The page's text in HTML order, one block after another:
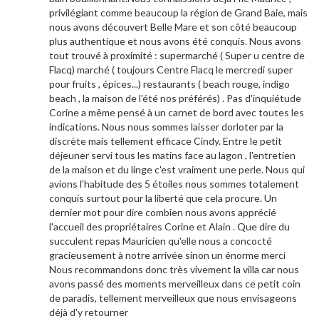
privilégiant comme beaucoup la région de Grand Baie, mais
nous avons découvert Belle Mare et son côté beaucoup
plus authentique et nous avons été conquis. Nous avons
tout trouvé à proximité : supermarché ( Super u centre de
Flacq) marché ( toujours Centre Flacq le mercredi super
pour fruits , épices...) restaurants ( beach rouge, indigo
beach , la maison de l'été nos préférés) . Pas d'inquiétude
Corine a même pensé à un carnet de bord avec toutes les
indications. Nous nous sommes laisser dorloter par la
discrète mais tellement efficace Cindy. Entre le petit
déjeuner servi tous les matins face au lagon , l'entretien
de la maison et du linge c'est vraiment une perle. Nous qui
avions l'habitude des 5 étoiles nous sommes totalement
conquis surtout pour la liberté que cela procure. Un
dernier mot pour dire combien nous avons apprécié
l'accueil des propriétaires Corine et Alain . Que dire du
succulent repas Mauricien qu'elle nous a concocté
gracieusement à notre arrivée sinon un énorme merci
Nous recommandons donc très vivement la villa car nous
avons passé des moments merveilleux dans ce petit coin
de paradis, tellement merveilleux que nous envisageons
déjà d'y retourner